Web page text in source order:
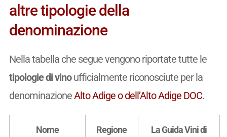
altre tipologie della
denominazione
Nella tabella che segue vengono riportate tutte le
tipologie di vinoufficialmente riconosciute per la
denominazioneAlto Adige o dell’Alto Adige DOC.
Nome Regione
La Guida Vini di